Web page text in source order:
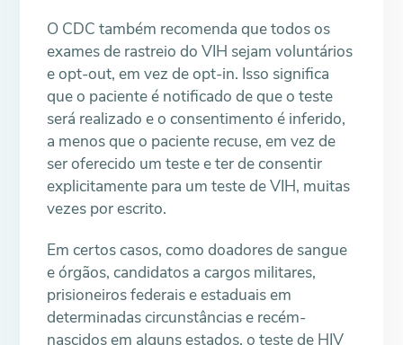
O CDC também recomenda que todos os
exames de rastreio do VIH sejam voluntários
e opt-out, em vez de opt-in. Isso significa
que o paciente é notificado de que o teste
será realizado e o consentimento é inferido,
a menos que o paciente recuse, em vez de
ser oferecido um teste e ter de consentir
explicitamente para um teste de VIH, muitas
vezes por escrito.
Em certos casos, como doadores de sangue
e órgãos, candidatos a cargos militares,
prisioneiros federais e estaduais em
determinadas circunstâncias e recém-
nascidos em alguns estados, o teste de HIV